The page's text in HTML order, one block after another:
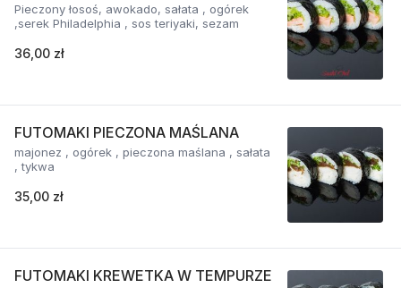
Pieczony łosoś, awokado, sałata , ogórek
,serek Philadelphia , sos teriyaki, sezam
36,00 zł
FUTOMAKI PIECZONA MAŚLANA
majonez , ogórek , pieczona maślana , sałata
, tykwa
35,00 zł
FUTOMAKI KREWETKA W TEMPURZE